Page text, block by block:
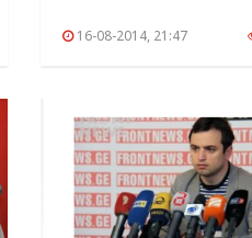
16-08-2014, 21:47